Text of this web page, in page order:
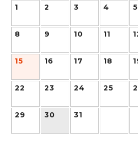
1 2 3 4 5
8 9 10 11
15 16 17 18
22 23 24 25
29 30 31